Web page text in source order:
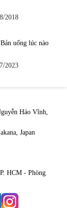
2018
uống lúc nào
2023
Háo Vĩnh,
Japan
HCM - Phòng